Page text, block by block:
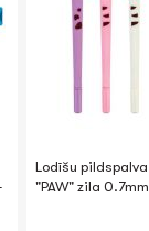
Lodīšu pildspalva
"PAW" zila 0.7mm